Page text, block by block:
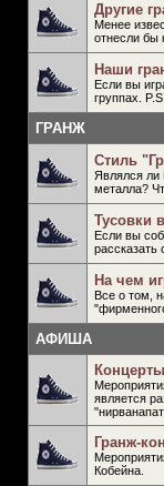
Другие
Менее
отнесли бы
Наши
Если вы
группах.
ГРАНЖ
Стиль
Являлся ли
металла?
Тусовки
Если вы
рассказать
На чем
Все о том,
АФИША
является
Гранж-
Кобейна.